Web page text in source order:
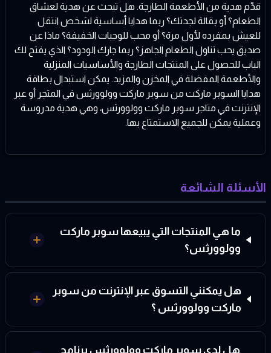
قدِّم هدية من الأطعمة الطازجة. هل تبحث عن هدية لعشاق
الطعام؟ أو بقالة لجدتك؟ ربما هدايا أساسية لشخص انتقل
للعيش بمفرده لأول مرة؟ أو محب للوجبات الخفيفة؟ ماذا عن
صديق يحب تناول الطعام الجاهز؟ ربما جارك الودود؟ الذي يفتح لك
الباب للحصول على المنتجات الطازجة والأساسيات المنزلية
والأطعمة المفضلة في المخزن والمزيد. يمكن استبدال بطاقة
هدايا السوبر ماركت من سوبر ماركت وولوورثس في المتجر أو عبر
الإنترنت في متاجر سوبر ماركت وولوورثس، وهي هدية مدروسة
وعملية يمكن للجميع الاستمتاع بها.
الأسئلة الشائعة
ما هي المنتجات التي يبيعها سوبر ماركت
وولوورثس؟
هل يمكنني التسوق عبر الإنترنت من سوبر
ماركت وولوورثس ؟
هل لدى سوبر ماركت وولوورثس برنامج